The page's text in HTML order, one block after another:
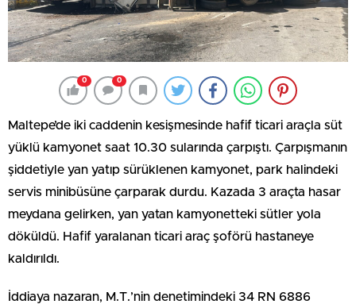
0 0
Maltepe’de iki caddenin kesişmesinde hafif ticari araçla süt
yüklü kamyonet saat 10.30 sularında çarpıştı. Çarpışmanın
şiddetiyle yan yatıp sürüklenen kamyonet, park halindeki
servis minibüsüne çarparak durdu. Kazada 3 araçta hasar
meydana gelirken, yan yatan kamyonetteki sütler yola
döküldü. Hafif yaralanan ticari araç şoförü hastaneye
kaldırıldı.
İddiaya nazaran, M.T.’nin denetimindeki 34 RN 6886